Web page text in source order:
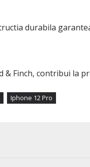
durabila
& Finch, contribui
Iphone 12 Pro